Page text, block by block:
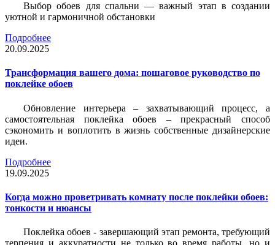
Выбор обоев для спальни — важный этап в создании
уютной и гармоничной обстановки
Подробнее
20.09.2025
Трансформация вашего дома: пошаговое руководство по
поклейке обоев
Обновление интерьера – захватывающий процесс, а
самостоятельная поклейка обоев – прекрасный способ
сэкономить и воплотить в жизнь собственные дизайнерские
идеи.
Подробнее
19.09.2025
Когда можно проветривать комнату после поклейки обоев:
тонкости и нюансы
Поклейка обоев - завершающий этап ремонта, требующий